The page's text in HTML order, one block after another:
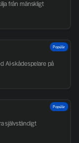
från mänskligt
AI-skådespelare på
Populär
självständigt
Populär